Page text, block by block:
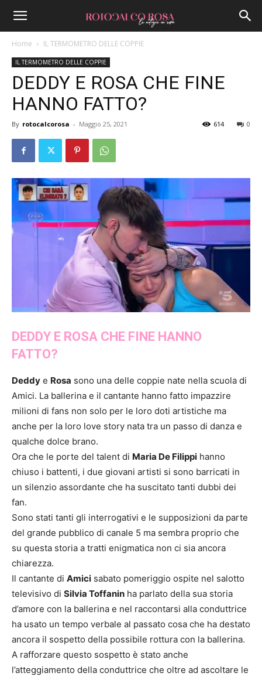
Home IL TERMOMETRO DELLE COPPIE
IL TERMOMETRO DELLE COPPIE
DEDDY E ROSA CHE FINE
HANNO FATTO?
By rotocalcorosa - Maggio 25, 2021 0
614
DEDDY E ROSA CHE FINE HANNO
FATTO?
Deddy e Rosa sono una delle coppie nate nella scuola di
Amici. La ballerina e il cantante hanno fatto impazzire
milioni di fans non solo per le loro doti artistiche ma
anche per la loro love story nata tra un passo di danza e
qualche dolce brano.
Ora che le porte del talent di Maria De Filippi hanno
chiuso i battenti, i due giovani artisti si sono barricati in
un silenzio assordante che ha suscitato tanti dubbi dei
fan.
Sono stati tanti gli interrogativi e le supposizioni da parte
del grande pubblico di canale 5 ma sembra proprio che
su questa storia a tratti enigmatica non ci sia ancora
chiarezza.
Il cantante di Amici sabato pomeriggio ospite nel salotto
televisivo di Silvia Toffanin ha parlato della sua storia
d’amore con la ballerina e nel raccontarsi alla conduttrice
ha usato un tempo verbale al passato cosa che ha destato
ancora il sospetto della possibile rottura con la ballerina.
A rafforzare questo sospetto è stato anche
l’atteggiamento della conduttrice che oltre ad ascoltare le